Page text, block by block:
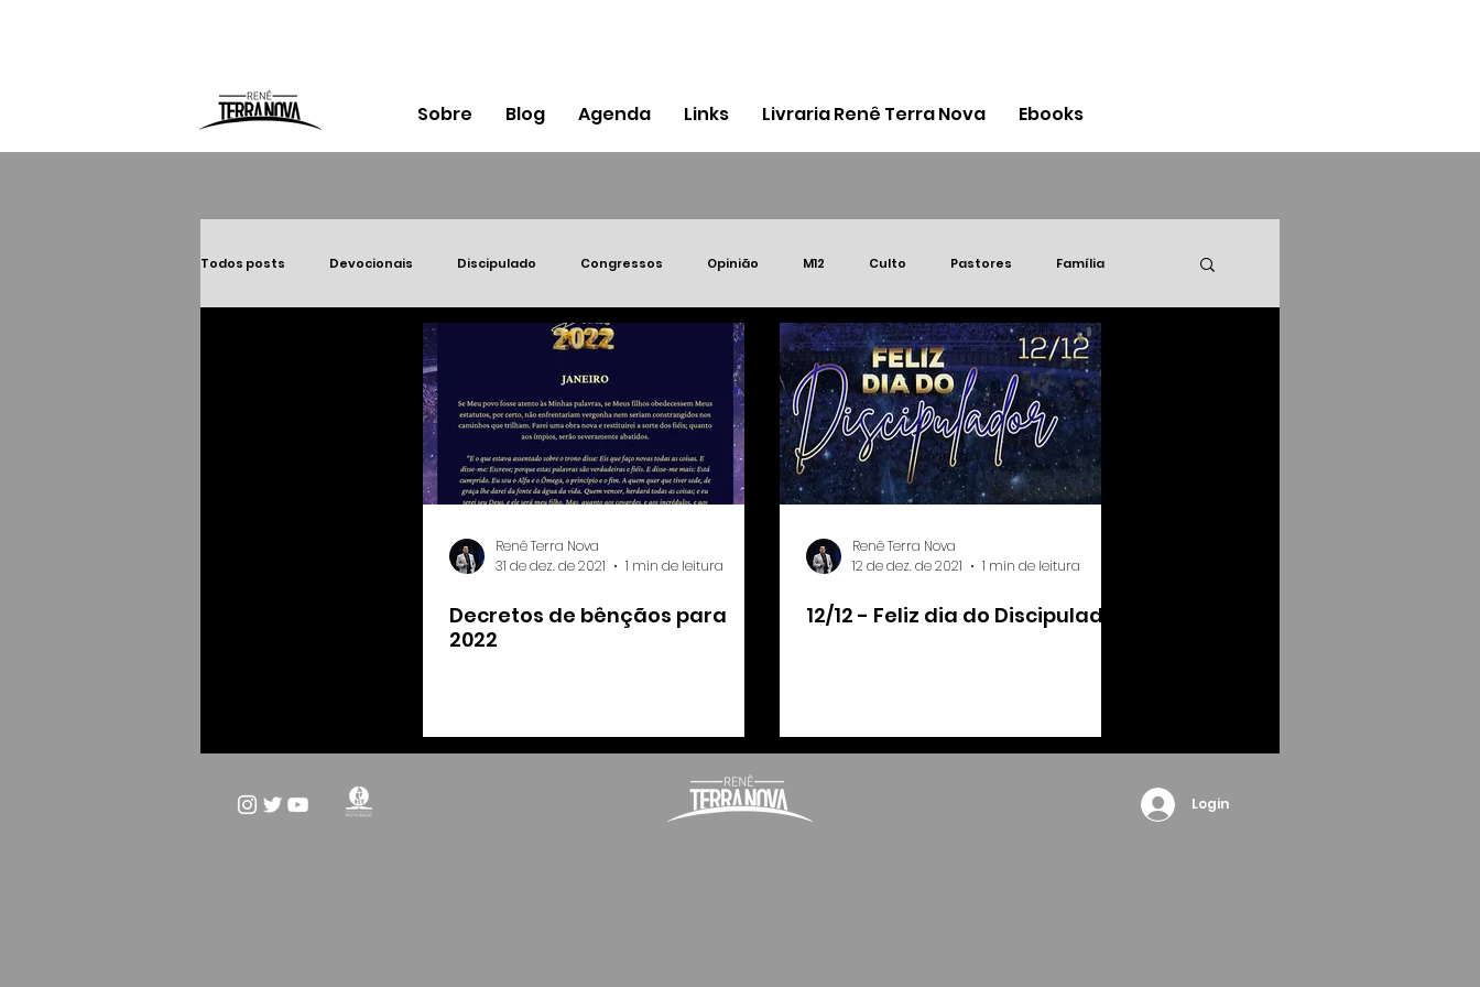
Sobre Blog Agenda Links Livraria Renê Terra Nova Ebooks
Todos posts Devocionais Discipulado Congressos Opinião M12 Culto Pastores Família
Palavra Apostólica Pessoal Notícias Brasil Porto Seguro 2020
TEMA 2023 DECRETOS PRIMÍCIAS
Renê Terra Nova
31 de dez. de 2021
1 min de leitura
Decretos de bênçãos para
2022
Renê Terra Nova
12 de dez. de 2021
1 min de leitura
12/12 - Feliz dia do Discipulador
Login